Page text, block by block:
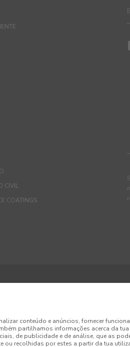
CIVIL
COATINGS
Política de Privacidade
Política
de Venda
conteúdo e anúncios, fornecer
partilhamos informações acerca da
de publicidade e de análise, que as
ou recolhidas por estes a partir da tua